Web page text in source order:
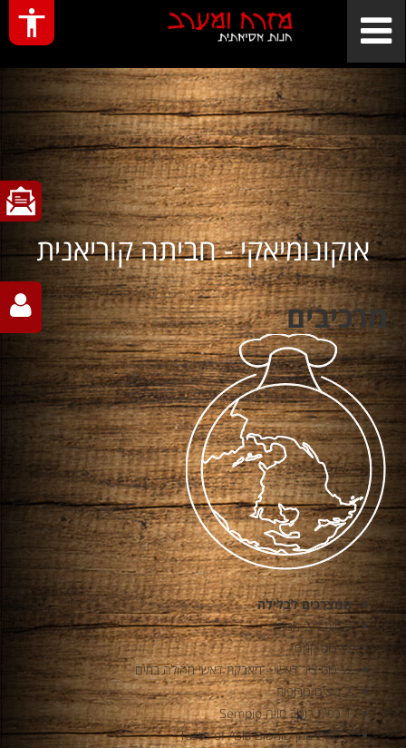
אוקונומיאקי - חביתה קוריאנית
מרכיבים
המצרכים לבלילה
(כמות ל-2 מנות)
½ כוס קמח
½ כוס ציר דאשי - מאבקת דאשי מהולה במים
2 ביצים טרופות
1 כפית רוטב סויה Sempio
1 כפית שמן שומשום Taste of Asia